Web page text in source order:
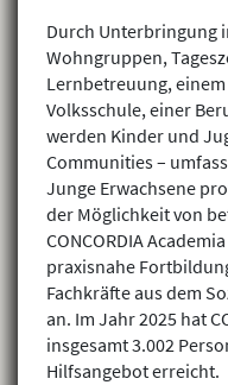
Durch Unterbringung
Wohngruppen,
Lernbetreuung,
Volksschule, einer
werden Kinder und
Communities –
Junge Erwachsene
der Möglichkeit von
CONCORDIA
praxisnahe
Fachkräfte aus dem
an. Im Jahr 2025 hat
insgesamt 3.002
Hilfsangebot erreicht.